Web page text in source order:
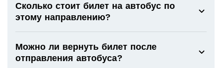
Сколько стоит билет на автобус по
этому направлению?
Можно ли вернуть билет после
отправления автобуса?